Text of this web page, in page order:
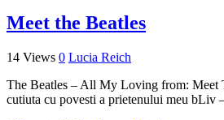
Meet the Beatles
14 Views 0 Lucia Reich
The Beatles – All My Loving from: Meet
cutiuta cu povesti a prietenului meu bLiv